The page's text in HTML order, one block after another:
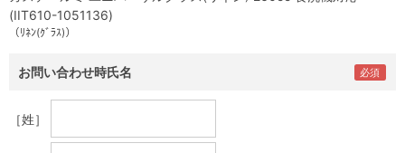
(IIT610-1051136)
（ﾘﾈﾝ(ｸﾞﾗｽ)）
お問い合わせ時氏名
［姓］